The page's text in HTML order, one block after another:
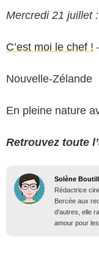
Mercredi 21 juillet :
C’est moi le chef !
Nouvelle-Zélande
En pleine nature
Retrouvez toute
Solène
Rédactrice
Bercée aux
d'autres, elle
amour pour